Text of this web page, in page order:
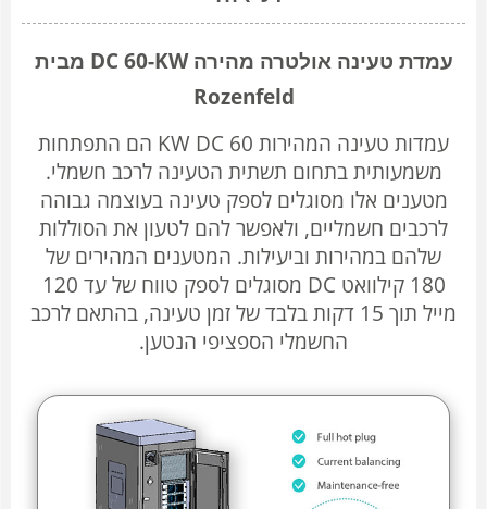
עמדת טעינה אולטרה מהירה DC 60-KW מבית
Rozenfeld
עמדות טעינה המהירות 60 KW DC הם התפתחות
משמעותית בתחום תשתית הטעינה לרכב חשמלי.
מטענים אלו מסוגלים לספק טעינה בעוצמה גבוהה
לרכבים חשמליים, ולאפשר להם לטעון את הסוללות
שלהם במהירות וביעילות. המטענים המהירים של
180 קילוואט DC מסוגלים לספק טווח של עד 120
מייל תוך 15 דקות בלבד של זמן טעינה, בהתאם לרכב
החשמלי הספציפי הנטען.